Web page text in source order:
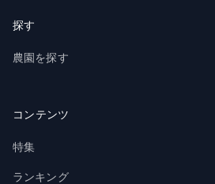
探す
農園を探す
コンテンツ
特集
ランキング